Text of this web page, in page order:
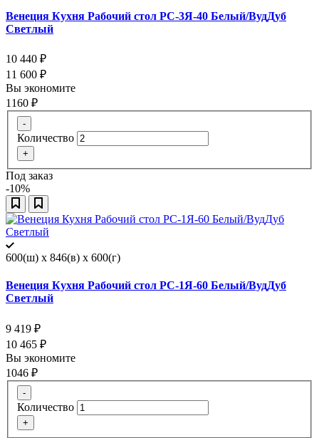
Венеция Кухня Рабочий стол РС-3Я-40 Белый/ВудДуб
Светлый
10 440 ₽
11 600 ₽
Вы экономите
1160 ₽
-
Количество
+
Под заказ
-10%
600(ш) x 846(в) x 600(г)
Венеция Кухня Рабочий стол РС-1Я-60 Белый/ВудДуб
Светлый
9 419 ₽
10 465 ₽
Вы экономите
1046 ₽
-
Количество
+